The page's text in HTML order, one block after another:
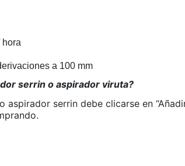
hora
a 100 mm
serrin o aspirador viruta?
serrin debe clicarse en